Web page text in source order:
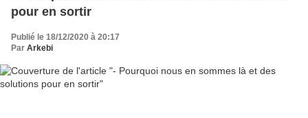
pour en sortir
Publié le 18/12/2020 à 20:17
Par Arkebi